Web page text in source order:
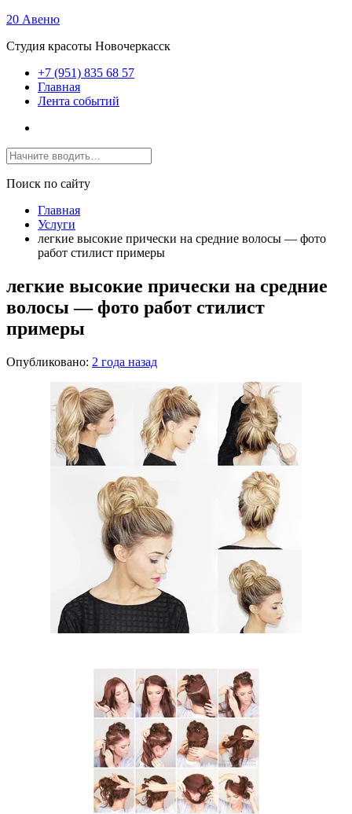
20 Авеню
Студия красоты Новочеркасск
+7 (951) 835 68 57
Главная
Лента событий
Поиск по сайту
Главная
Услуги
легкие высокие прически на средние волосы — фото
работ стилист примеры
легкие высокие прически на средние
волосы — фото работ стилист
примеры
Опубликовано: 2 года назад